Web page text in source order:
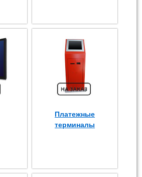
Платежные
терминалы